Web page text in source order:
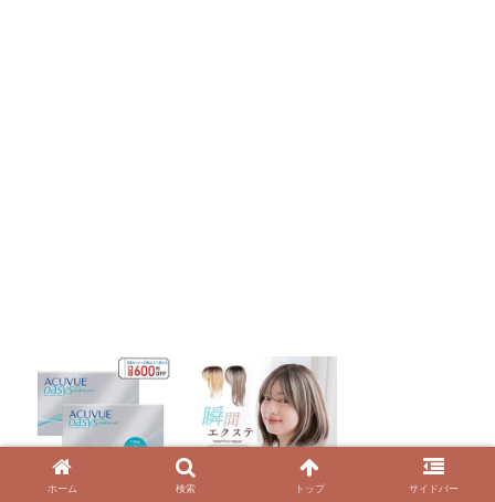
ホーム 検索 トップ サイドバー